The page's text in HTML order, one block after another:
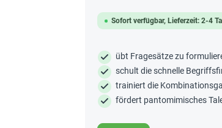
Sofort verfügbar, Lieferzeit: 2-4
übt Fragesätze zu
schult die schnelle
trainiert die
fördert pantomimisches